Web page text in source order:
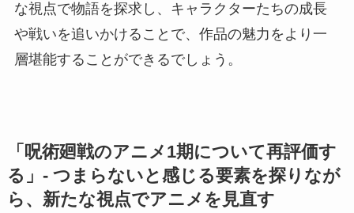
な視点で物語を探求し、キャラクターたちの成長
や戦いを追いかけることで、作品の魅力をより一
層堪能することができるでしょう。
「呪術廻戦のアニメ1期について再評価す
る」- つまらないと感じる要素を探りなが
ら、新たな視点でアニメを見直す